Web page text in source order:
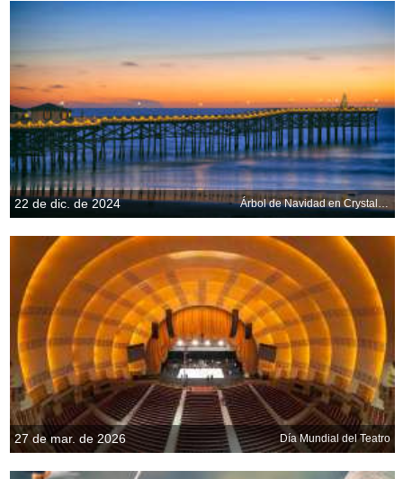
22 de dic. de 2024 Árbol de Navidad en Crystal Pier, Pacific Beach, San Diego, California, EE.UU.
27 de mar. de 2026 Día Mundial del Teatro